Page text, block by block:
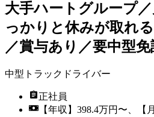
大手ハートグループ
っかりと休みが取れ
／賞与あり／要中型免
中型トラックドライバー
正社員
【年収】398.4万円〜、【